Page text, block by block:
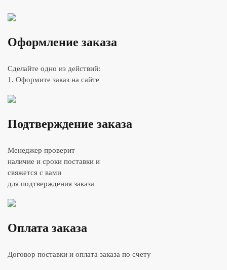
Оформление заказа
Сделайте одно из действий:
1. Оформите заказ на сайте
Подтверждение заказа
Менеджер проверит
наличие и сроки поставки и
свяжется с вами
для подтверждения заказа
Оплата заказа
Договор поставки и оплата заказа по счету